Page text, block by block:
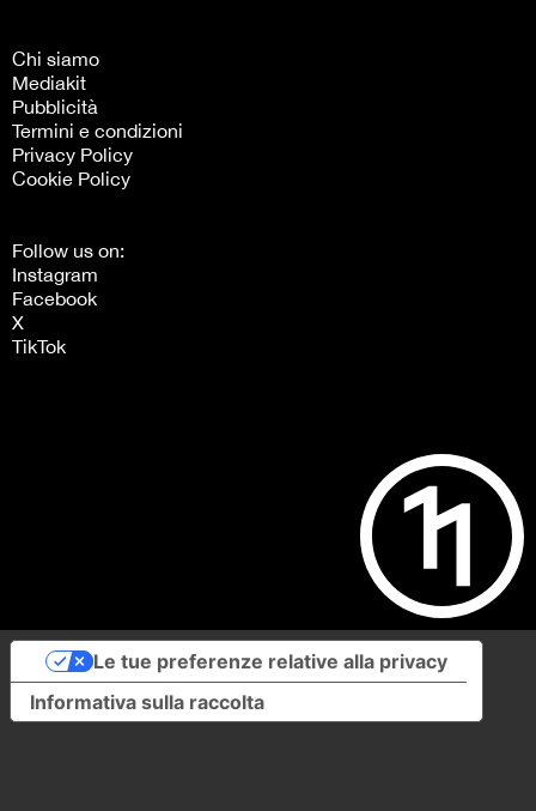
Chi siamo
Mediakit
Pubblicità
Termini e condizioni
Privacy Policy
Cookie Policy
Follow us on:
Instagram
Facebook
X
TikTok
Informativa sulla raccolta
Le tue preferenze relative alla privacy